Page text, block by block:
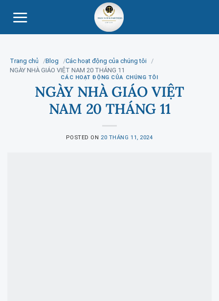
Trang chủ Blog
Các hoạt động của chúng tôi
NGÀY NHÀ GIÁO VIỆT NAM 20 THÁNG 11
CÁC HOẠT ĐỘNG CỦA CHÚNG TÔI
NGÀY NHÀ GIÁO VIỆT
NAM 20 THÁNG 11
POSTED ON 20 THÁNG 11, 2024